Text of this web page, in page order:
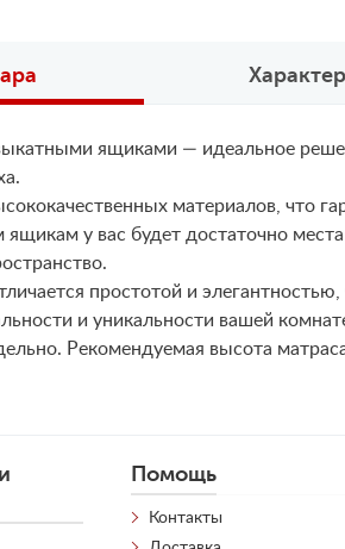
ящиками — идеальное
материалов, что
у вас будет достаточно
простотой и
и уникальности вашей
Рекомендуемая высота
Помощь
Контакты